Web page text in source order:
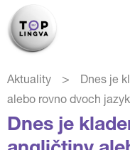
Aktuality >
Dnes je
alebo rovno dvoch
Dnes je